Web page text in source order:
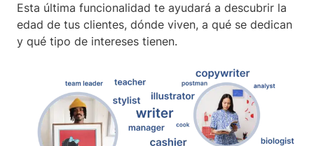
Esta última funcionalidad te ayudará a descubrir la
edad de tus clientes, dónde viven, a qué se dedican
y qué tipo de intereses tienen.